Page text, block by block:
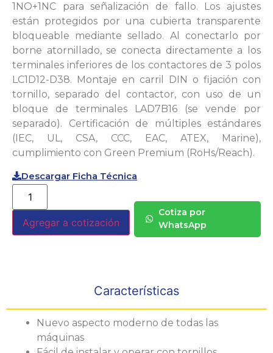
1NO+1NC para señalización de fallo. Los ajustes
están protegidos por una cubierta transparente
bloqueable mediante sellado. Al conectarlo por
borne atornillado, se conecta directamente a los
terminales inferiores de los contactores de 3 polos
LC1D12-D38. Montaje en carril DIN o fijación con
tornillo, separado del contactor, con uso de un
bloque de terminales LAD7B16 (se vende por
separado). Certificación de múltiples estándares
(IEC, UL, CSA, CCC, EAC, ATEX, Marine),
cumplimiento con Green Premium (RoHs/Reach).
Descargar Ficha Técnica
Agregar a cotización
Cotiza por
WhatsApp
Características
Nuevo aspecto moderno de todas las
máquinas